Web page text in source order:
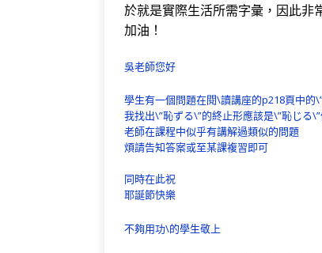
於就是實際生活所需字彙，因此非
加油！
吳老師您好
學生有一個問題在閱\讀講座的p218頁中的
我找出\”恥ずる\”的終止形應該是\”恥じる
老師在課程中似乎有講解過類似的問題
煩請告知答案或至某課複習即可
同時在此祝
耶誕節快樂
不夠用功\的學生敬上